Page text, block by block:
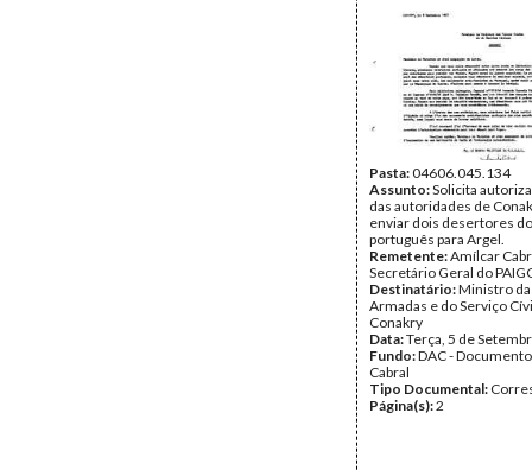
Pasta:04606.045.134
Assunto:Solicita
das autoridades de
enviar dois desertores
português para Argel.
Remetente:Amílcar
Secretário Geral do
Destinatário:Ministro
Armadas e do Serviço
Conakry
Data:Terça, 5 de
Fundo:DAC -
Cabral
Tipo Documental:
Página(s):2